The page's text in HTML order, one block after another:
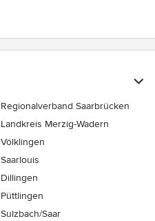
Regionalverband Saarbrücken
Landkreis Merzig-Wadern
Völklingen
Saarlouis
Dillingen
Püttlingen
Sulzbach/Saar